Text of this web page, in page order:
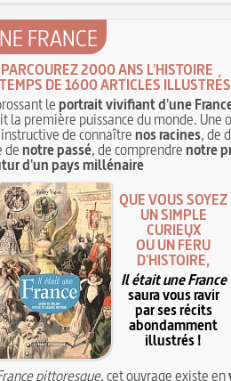
FRANCE
PARCOUREZ 2000 ANS L'HISTOIRE
DE 1600 ARTICLES ILLUSTRÉS
leportrait vivifiant d'une
la première puissance du monde. Une
de connaîtrenos racines, de
denotre passé, de comprendrenotre
d'un pays millénaire
QUE VOUS SOYEZ
UN SIMPLE
CURIEUX
OU UN FÉRU
D'HISTOIRE,
Il était une France
saura vous ravir
par ses récits
abondamment
illustrés !
pittoresque, cet ouvrage existe en